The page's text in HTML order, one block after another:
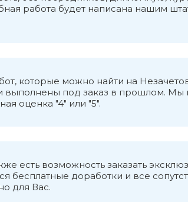
причин конфликта в
считаются результаты
работа будет написана нашим
которые можно найти на
выполнены под заказ в прошлом. Мы
оценка "4" или "5".
есть возможность заказать
бесплатные доработки и все
для Вас.